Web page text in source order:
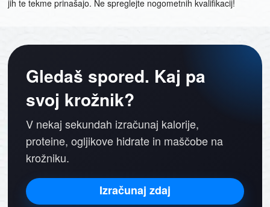
jih te tekme prinašajo. Ne spreglejte nogometnih kvalifikacij!
Gledaš spored. Kaj pa
svoj krožnik?
V nekaj sekundah izračunaj kalorije,
proteine, ogljikove hidrate in maščobe na
krožniku.
Izračunaj zdaj